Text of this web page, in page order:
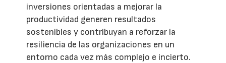
inversiones orientadas a mejorar la
productividad generen resultados
sostenibles y contribuyan a reforzar la
resiliencia de las organizaciones en un
entorno cada vez más complejo e incierto.